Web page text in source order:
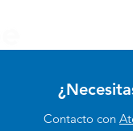
Contacto con